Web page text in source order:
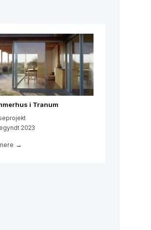
i Tranum
2023
→